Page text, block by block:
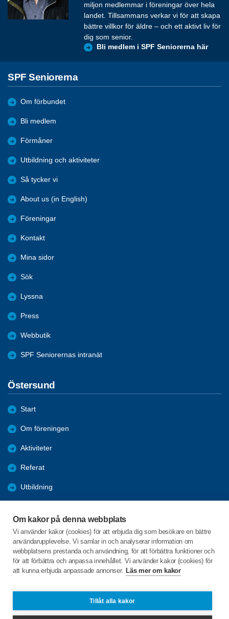
Om kakor på denna webbplats
Vi använder kakor (cookies) för att erbjuda dig som besökare en bättre
användarupplevelse. Vi samlar in och analyserar information om
webbplatsens prestanda och användning, för att förbättra funktioner och
för att förbättra och anpassa innehållet. Vi använder kakor (cookies) för
att kunna erbjuda anpassade annonser. Läs mer om kakor
Tillåt alla kakor
miljon medlemmar i föreningar över hela
landet. Tillsammans verkar vi för att skapa
bättre villkor för äldre – och ett aktivt liv för
dig som senior.
Bli medlem i SPF Seniorerna här
SPF Seniorerna
Om förbundet
Bli medlem
Förmåner
Utbildning och aktiviteter
Så tycker vi
About us (in English)
Föreningar
Kontakt
Mina sidor
Sök
Lyssna
Press
Webbutik
SPF Seniorernas intranät
Östersund
Start
Om föreningen
Aktiviteter
Referat
Utbildning
Bli medlem
Bra länkar
C/o:Ann-Marie Blomqvist